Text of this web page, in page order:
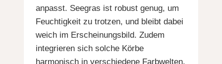
anpasst. Seegras ist robust genug, um
Feuchtigkeit zu trotzen, und bleibt dabei
weich im Erscheinungsbild. Zudem
integrieren sich solche Körbe
harmonisch in verschiedene Farbwelten.